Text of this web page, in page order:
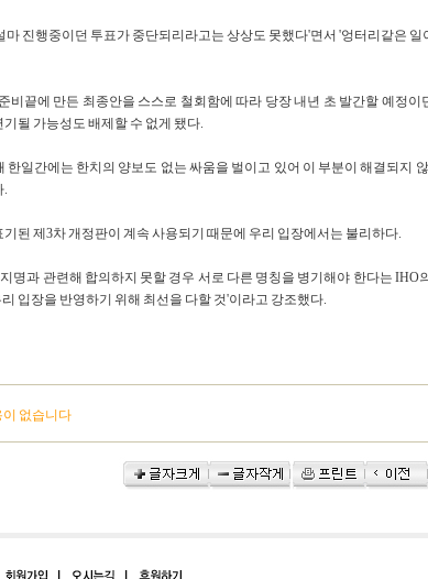
마 진행중이던 투표가 중단되리라고는 상상도 못했다'면서 '엉터리같은 일
비끝에 만든 최종안을 스스로 철회함에 따라 당장 내년 초 발간할 예정이
될 가능성도 배제할 수 없게 됐다.
한일간에는 한치의 양보도 없는 싸움을 벌이고 있어 이 부분이 해결되지
.
된 제3차 개정판이 계속 사용되기 때문에 우리 입장에서는 불리하다.
명과 관련해 합의하지 못할 경우 서로 다른 명칭을 병기해야 한다는 IHO
입장을 반영하기 위해 최선을 다할 것'이라고 강조했다.
이 없습니다